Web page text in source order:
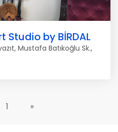
Studio by BİRDAL
Mustafa Batıkoğlu Sk.,
1 »